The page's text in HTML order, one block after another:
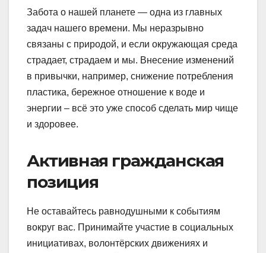
Забота о нашей планете — одна из главных
задач нашего времени. Мы неразрывно
связаны с природой, и если окружающая среда
страдает, страдаем и мы. Внесение изменений
в привычки, например, снижение потребления
пластика, бережное отношение к воде и
энергии – всё это уже способ сделать мир чище
и здоровее.
Активная гражданская
позиция
Не оставайтесь равнодушными к событиям
вокруг вас. Принимайте участие в социальных
инициативах, волонтёрских движениях и